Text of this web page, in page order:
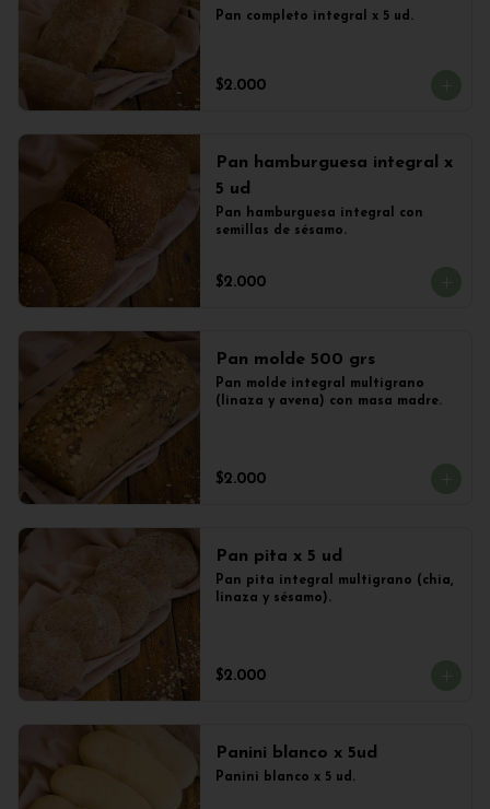
Pan completo integral x 5 ud.
$2.000
Pan hamburguesa integral x
5 ud
Pan hamburguesa integral con
semillas de sésamo.
$2.000
Pan molde 500 grs
Pan molde integral multigrano
(linaza y avena) con masa madre.
$2.000
Pan pita x 5 ud
Pan pita integral multigrano (chia,
linaza y sésamo).
$2.000
Panini blanco x 5ud
Panini blanco x 5 ud.